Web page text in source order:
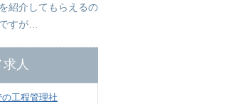
紹介してもらえるの
すが…
人
工程管理社